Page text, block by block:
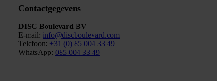
Contactgegevens
DISC Boulevard BV
E-mail: info@discboulevard.com
Telefoon: +31 (0) 85 004 33 49
WhatsApp: 085 004 33 49